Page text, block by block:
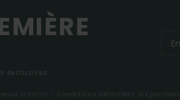
exclusives.
inscrits - Conditions détaillées